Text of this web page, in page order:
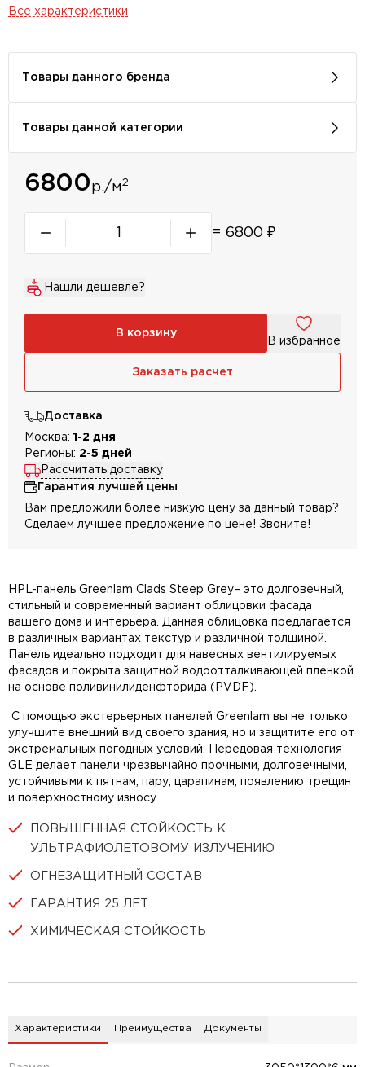
Все характеристики
Товары данного бренда
Товары данной категории
6800р./м2
= 6800 ₽
Нашли дешевле?
В корзину
В избранное
Заказать расчет
Доставка
Москва: 1-2 дня
Регионы: 2-5 дней
Рассчитать доставку
Гарантия лучшей цены
Вам предложили более низкую цену за данный товар?
Сделаем лучшее предложение по цене! Звоните!
HPL-панель Greenlam Clads Steep Grey– это долговечный,
стильный и современный вариант облицовки фасада
вашего дома и интерьера. Данная облицовка предлагается
в различных вариантах текстур и различной толщиной.
Панель идеально подходит для навесных вентилируемых
фасадов и покрыта защитной водоотталкивающей пленкой
на основе поливинилиденфторида (PVDF).
С помощью экстерьерных панелей Greenlam вы не только
улучшите внешний вид своего здания, но и защитите его от
экстремальных погодных условий. Передовая технология
GLE делает панели чрезвычайно прочными, долговечными,
устойчивыми к пятнам, пару, царапинам, появлению трещин
и поверхностному износу.
ПОВЫШЕННАЯ СТОЙКОСТЬ К
УЛЬТРАФИОЛЕТОВОМУ ИЗЛУЧЕНИЮ
ОГНЕЗАЩИТНЫЙ СОСТАВ
ГАРАНТИЯ 25 ЛЕТ
ХИМИЧЕСКАЯ СТОЙКОСТЬ
Характеристики Преимущества Документы